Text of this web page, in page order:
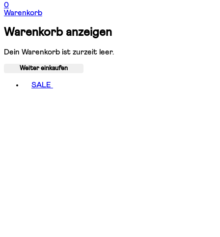
0
Warenkorb
Warenkorb anzeigen
Dein Warenkorb ist zurzeit leer.
Weiter einkaufen
SALE